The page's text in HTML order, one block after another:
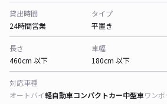
貸出時間
24時間営業
タイプ
平置き
長さ
460cm 以下
車幅
180cm 以下
対応車種
オートバイ軽自動車コンパクトカー中型車ワン